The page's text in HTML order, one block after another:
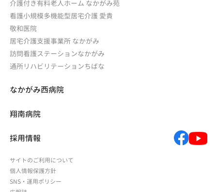
介護付き有料老人ホーム なかがみ苑
看護小規模多機能型居宅介護 愛貴
敬和医院
居宅介護支援事業所 なかがみ
訪問看護ステーションなかがみ
通所リハビリテーションちばな
なかがみ西病院
翔南病院
採用情報
サイトのご利用について
個人情報保護方針
SNS・運用ポリシー